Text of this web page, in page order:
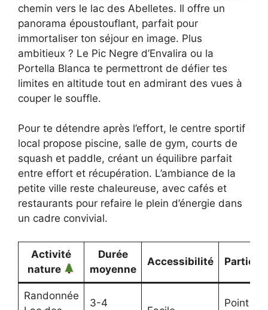
chemin vers le lac des Abelletes. Il offre un
panorama époustouflant, parfait pour
immortaliser ton séjour en image. Plus
ambitieux ? Le Pic Negre d’Envalira ou la
Portella Blanca te permettront de défier tes
limites en altitude tout en admirant des vues à
couper le souffle.
Pour te détendre après l’effort, le centre sportif
local propose piscine, salle de gym, courts de
squash et paddle, créant un équilibre parfait
entre effort et récupération. L’ambiance de la
petite ville reste chaleureuse, avec cafés et
restaurants pour refaire le plein d’énergie dans
un cadre convivial.
Activité
nature
Durée
moyenne
Accessibilité
Randonnée
3-4
Point de